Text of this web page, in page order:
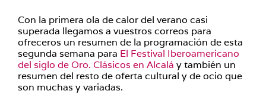
Con la primera ola de calor del verano casi
superada llegamos a vuestros correos para
ofreceros un resumen de la programación de esta
segunda semana para El Festival Iberoamericano
del siglo de Oro. Clásicos en Alcalá y también un
resumen del resto de oferta cultural y de ocio que
son muchas y variadas.